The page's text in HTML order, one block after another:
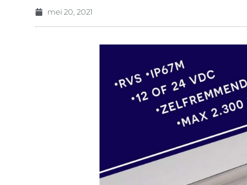
mei 20, 2021